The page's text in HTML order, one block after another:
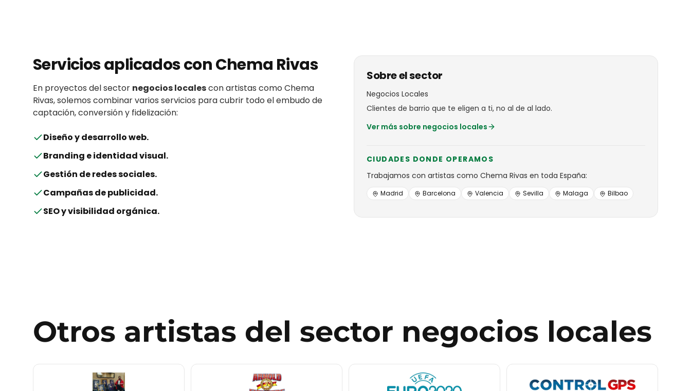
Servicios aplicados conChema Rivas
En proyectos del sector negocios localesconartistas como Chema
Rivas, solemos combinar varios servicios para cubrir todo el embudo de
captación, conversión y fidelización:
Diseño y desarrollo web.
Branding e identidad visual.
Gestión de redes sociales.
Campañas de publicidad.
SEO y visibilidad orgánica.
Sobre el sector
Negocios Locales
Clientes de barrio que te eligen a ti, no al de al lado.
Ver más sobre negocios locales
CIUDADES DONDE OPERAMOS
Trabajamos con artistas como Chema Rivas en toda España:
Madrid Barcelona Valencia Sevilla Malaga Bilbao
Otros artistas del sector negocios locales